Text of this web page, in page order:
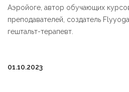
Аэройоге, автор обучающих
преподавателей, создатель
гештальт-терапевт.
01.10.2023